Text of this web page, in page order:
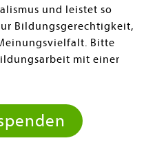
und leistet so
Bildungsgerechtigkeit,
Bitte
mit einer